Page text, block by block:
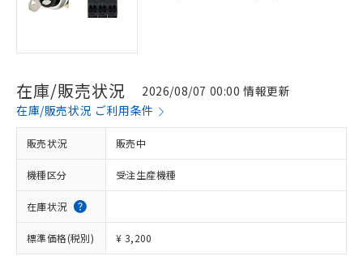
在庫/販売状況
2026/08/07 00:00 情報更新
在庫/販売状況 ご利用条件
販売状況 販売中
機種区分 受注生産機種
在庫状況
標準価格(税別) ¥ 3,200